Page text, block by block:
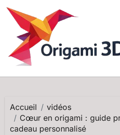
Passer
contenu
Accueil
vidéos
Cœur en origami : guide
cadeau personnalisé